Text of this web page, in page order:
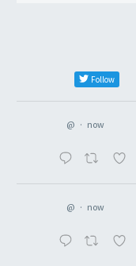
Follow
@ · now
@ · now